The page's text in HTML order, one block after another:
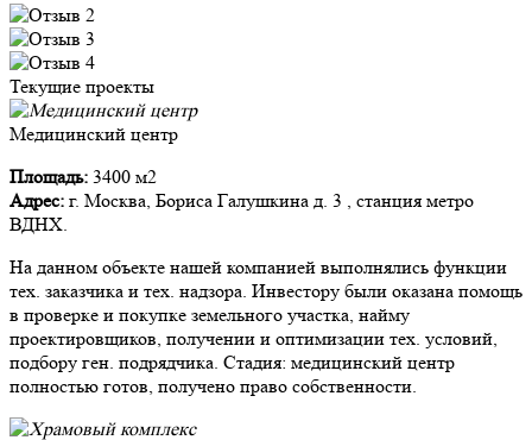
Текущие проекты
Медицинский центр
Площадь: 3400 м2
Адрес: г. Москва, Бориса Галушкина д. 3 , станция метро
ВДНХ.
На данном объекте нашей компанией выполнялись функции
тех. заказчика и тех. надзора. Инвестору были оказана помощь
в проверке и покупке земельного участка, найму
проектировщиков, получении и оптимизации тех. условий,
подбору ген. подрядчика. Стадия: медицинский центр
полностью готов, получено право собственности.